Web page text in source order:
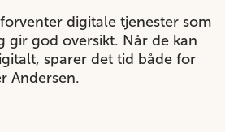
digitale tjenester som
gir god oversikt. Når de kan
sparer det tid både for
Andersen.